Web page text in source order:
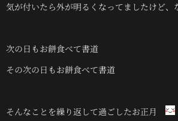
気が付いたら外が明るくなってましたけど、
次の日もお餅食べて書道
その次の日もお餅食べて書道
そんなことを繰り返して過ごしたお正月